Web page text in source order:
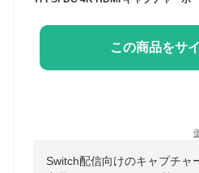
この商品をサ
Switch配信向けのキャプチャ